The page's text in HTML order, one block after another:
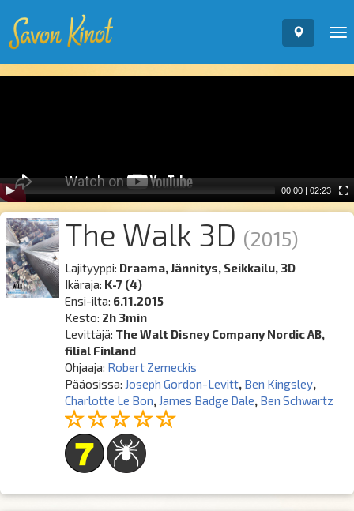
00:00 | 02:23
The Walk 3D (2015)
Lajityyppi: Draama, Jännitys, Seikkailu, 3D
Ikäraja: K-7 (4)
Ensi-ilta: 6.11.2015
Kesto: 2h 3min
Levittäjä: The Walt Disney Company Nordic AB,
filial Finland
Ohjaaja: Robert Zemeckis
Pääosissa: Joseph Gordon-Levitt, Ben Kingsley,
Charlotte Le Bon, James Badge Dale, Ben Schwartz